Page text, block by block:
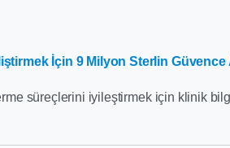
İçin 9 Milyon Sterlin Güvence
süreçlerini iyileştirmek için klinik